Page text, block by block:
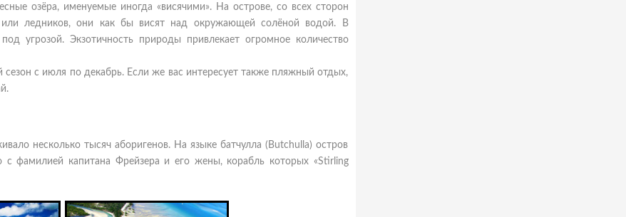
озёра, именуемые иногда «висячими». На острове, со всех сторон
ледников, они как бы висят над окружающей солёной водой. В
угрозой. Экзотичность природы привлекает огромное количество
с июля по декабрь. Если же вас интересует также пляжный отдых,
несколько тысяч аборигенов. На языке батчулла (Butchulla) остров
с фамилией капитана Фрейзера и его жены, корабль которых «Stirling